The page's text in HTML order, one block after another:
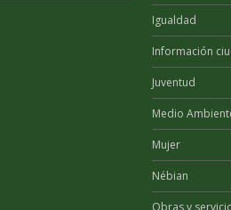
Igualdad
Información
Juventud
Medio
Mujer
Nébian